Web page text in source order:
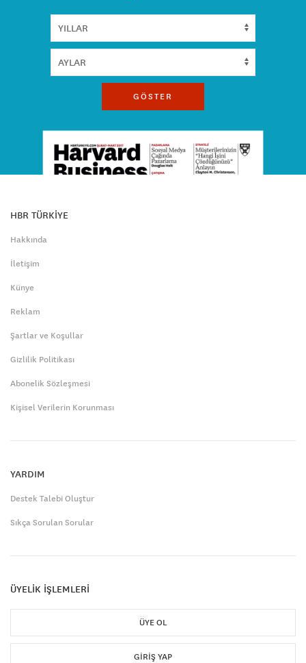
GÖSTER
HBR TÜRKİYE
Hakkında
İletişim
Künye
Reklam
Şartlar ve Koşullar
Gizlilik Politikası
Abonelik Sözleşmesi
Kişisel Verilerin Korunması
YARDIM
Destek Talebi Oluştur
Sıkça Sorulan Sorular
ÜYELİK İŞLEMLERİ
ÜYE OL
GIRIŞ YAP